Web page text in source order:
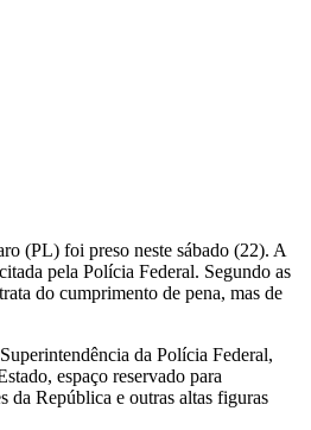
(PL) foi preso neste sábado (22). A
pela Polícia Federal. Segundo as
do cumprimento de pena, mas de
da Polícia Federal,
espaço reservado para
da República e outras altas figuras